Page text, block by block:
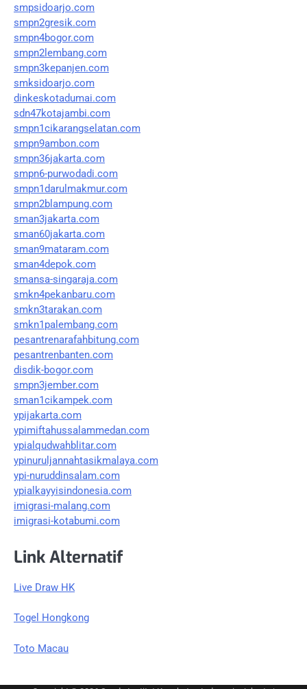
smpsidoarjo.com
smpn2gresik.com
smpn4bogor.com
smpn2lembang.com
smpn3kepanjen.com
smksidoarjo.com
dinkeskotadumai.com
sdn47kotajambi.com
smpn1cikarangselatan.com
smpn9ambon.com
smpn36jakarta.com
smpn6-purwodadi.com
smpn1darulmakmur.com
smpn2blampung.com
sman3jakarta.com
sman60jakarta.com
sman9mataram.com
sman4depok.com
smansa-singaraja.com
smkn4pekanbaru.com
smkn3tarakan.com
smkn1palembang.com
pesantrenarafahbitung.com
pesantrenbanten.com
disdik-bogor.com
smpn3jember.com
sman1cikampek.com
ypijakarta.com
ypimiftahussalammedan.com
ypialqudwahblitar.com
ypinuruljannahtasikmalaya.com
ypi-nuruddinsalam.com
ypialkayyisindonesia.com
imigrasi-malang.com
imigrasi-kotabumi.com
Link Alternatif
Live Draw HK
Togel Hongkong
Toto Macau